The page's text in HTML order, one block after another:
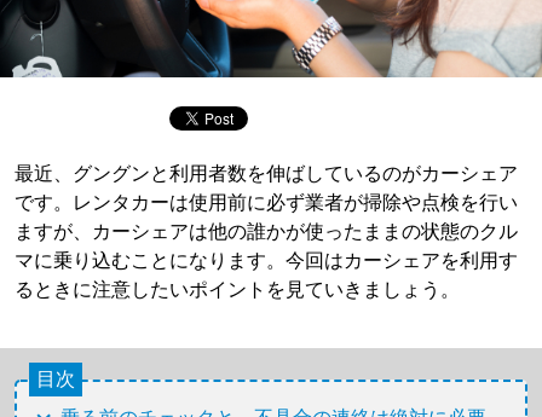
最近、グングンと利用者数を伸ばしているのがカーシェア
です。レンタカーは使用前に必ず業者が掃除や点検を行い
ますが、カーシェアは他の誰かが使ったままの状態のクル
マに乗り込むことになります。今回はカーシェアを利用す
るときに注意したいポイントを見ていきましょう。
目次